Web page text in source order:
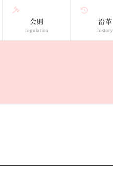
会則
regulation
沿革
history